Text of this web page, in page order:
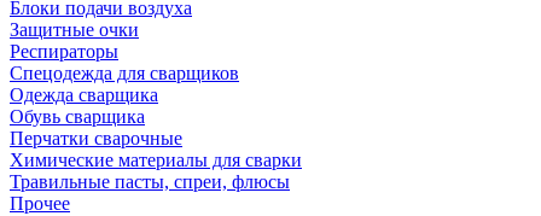
Блоки подачи воздуха
Защитные очки
Респираторы
Спецодежда для сварщиков
Одежда сварщика
Обувь сварщика
Перчатки сварочные
Химические материалы для сварки
Травильные пасты, спреи, флюсы
Прочее